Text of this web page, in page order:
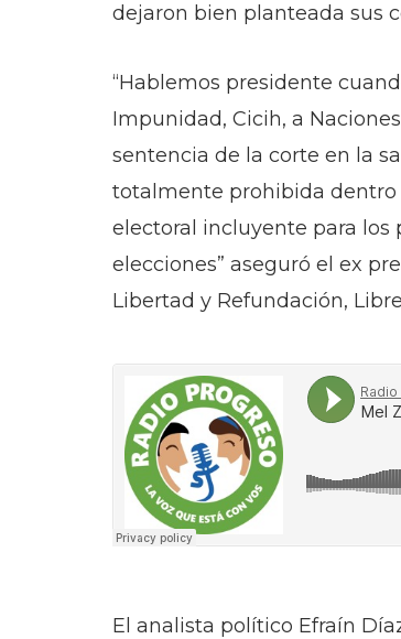
dejaron bien planteada sus
“Hablemos presidente
Impunidad, Cicih, a
sentencia de la corte en la
totalmente prohibida dentro
electoral incluyente para los
elecciones” aseguró el ex
Libertad y Refundación,
El analista político Efraín